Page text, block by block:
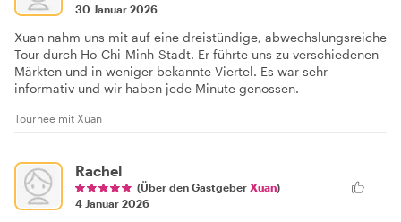
30 Januar 2026
Xuan nahm uns mit auf eine dreistündige, abwechslungsreiche
Tour durch Ho-Chi-Minh-Stadt. Er führte uns zu verschiedenen
Märkten und in weniger bekannte Viertel. Es war sehr
informativ und wir haben jede Minute genossen.
Tournee mit Xuan
Rachel
(Über den Gastgeber Xuan)
4 Januar 2026